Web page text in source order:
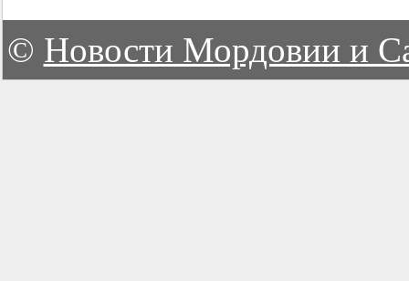
© Новости Мордовии и